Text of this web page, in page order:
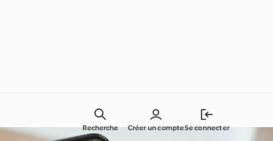
Créer un compteSe connecter
Recherche